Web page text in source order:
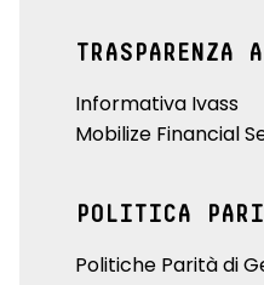
TRASPARENZA
Informativa Ivass
Mobilize Financial
POLITICA
Politiche Parità di